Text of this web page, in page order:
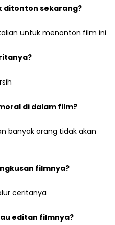
ditonton sekarang?
untuk menonton film ini
di dalam film?
banyak orang tidak akan
filmnya?
ceritanya
editan filmnya?